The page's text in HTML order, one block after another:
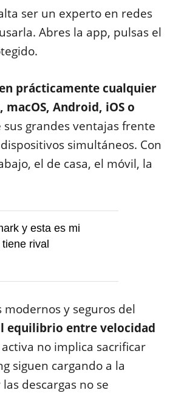
ser un experto en redes
Abres la app, pulsas el
prácticamente cualquier
Android, iOS o
sus grandes ventajas frente
simultáneos. Con
el de casa, el móvil, la
y esta es mi
rival
y seguros del
equilibrio entre velocidad
no implica sacrificar
siguen cargando a la
descargas no se